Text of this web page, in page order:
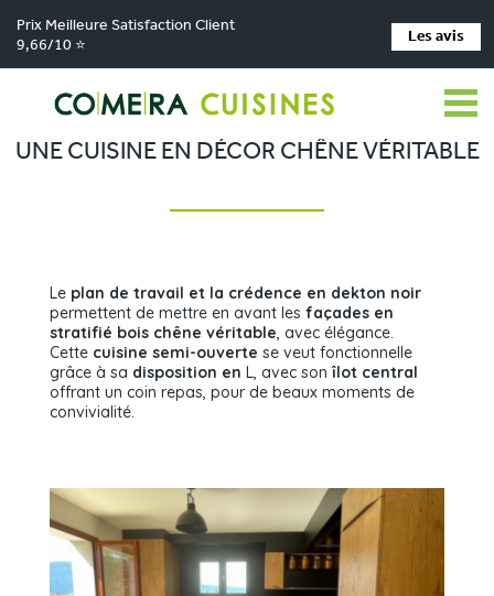
Prix Meilleure Satisfaction Client
9,66/10 ⭐
Les avis
Comera Cuisines > Une cuisine en décor chêne véritable
UNE CUISINE EN DÉCOR CHÊNE VÉRITABLE
Le plan de travail et la crédence en dekton noir
permettent de mettre en avant les façades en
stratifié bois chêne véritable, avec élégance.
Cette cuisine semi-ouverte se veut fonctionnelle
grâce à sa disposition en L, avec son îlot central
offrant un coin repas, pour de beaux moments de
convivialité.